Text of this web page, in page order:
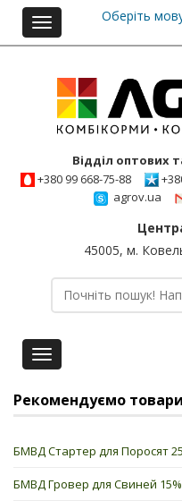
Toggle
navigation
Оберіть
Відділ оптових
+380 99 668-75-88
agrov.ua
45005, м.
Toggle
navigation
Рекомендуємо товари
БМВД Стартер для Поросят
БМВД Гровер для Свиней 15%